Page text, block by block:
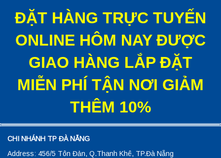
ĐẶT HÀNG TRỰC TUYẾN
ONLINE HÔM NAY ĐƯỢC
GIAO HÀNG LẮP ĐẶT
MIỄN PHÍ TẬN NƠI GIẢM
THÊM 10%
CHI NHÁNH TP ĐÀ NẴNG
Address: 456/5 Tôn Đản, Q.Thanh Khê, TP.Đà Nẵng